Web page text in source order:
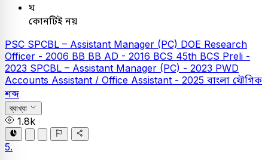
ঘ
কোনটিই নয়
PSC SPCBL – Assistant Manager (PC) DOE Research
Officer - 2006 BB BB AD - 2016 BCS 45th BCS Preli -
2023 SPCBL – Assistant Manager (PC) - 2023 PWD
Accounts Assistant / Office Assistant - 2025 বাংলা যৌগিক
শব্দ
ব্যাখ্যা
1.8k
5.